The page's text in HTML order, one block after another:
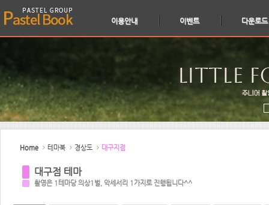
이용안내 이벤트 다운로드
Home 테마북 경상도 대구지점
대구점 테마
촬영은 1테마당 의상1벌, 악세서리 1가지로 진행됩니다^^
Sketchbook5, 스케치북5
Sketchbook5, 스케치북5